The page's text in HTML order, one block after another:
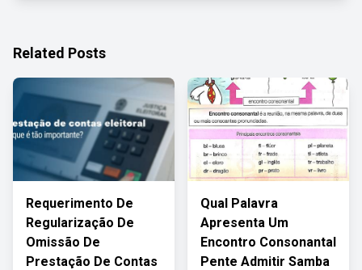
Related Posts
Requerimento De
Regularização De
Omissão De
Prestação De Contas
Qual Palavra
Apresenta Um
Encontro Consonantal
Pente Admitir Samba